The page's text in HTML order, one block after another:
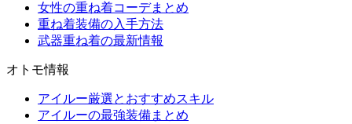
女性の重ね着コーデまとめ
重ね着装備の入手方法
武器重ね着の最新情報
オトモ情報
アイルー厳選とおすすめスキル
アイルーの最強装備まとめ